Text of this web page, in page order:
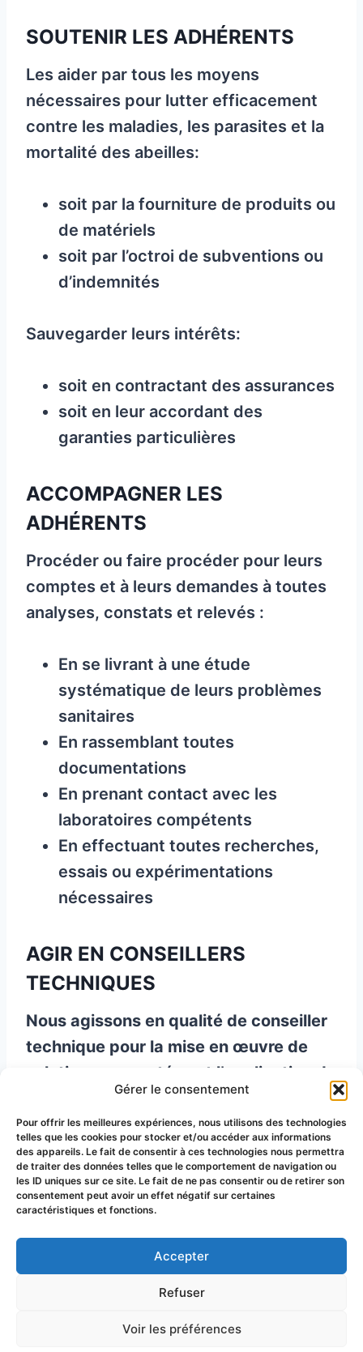
Gérer le consentement
Pour offrir les meilleures expériences, nous utilisons des technologies
telles que les cookies pour stocker et/ou accéder aux informations
des appareils. Le fait de consentir à ces technologies nous permettra
de traiter des données telles que le comportement de navigation ou
les ID uniques sur ce site. Le fait de ne pas consentir ou de retirer son
consentement peut avoir un effet négatif sur certaines
caractéristiques et fonctions.
Accepter
Refuser
Voir les préférences
SOUTENIR LES ADHÉRENTS
Les aider par tous les moyens
nécessaires pour lutter efficacement
contre les maladies, les parasites et la
mortalité des abeilles:
soit par la fourniture de produits ou
de matériels
soit par l’octroi de subventions ou
d’indemnités
Sauvegarder leurs intérêts:
soit en contractant des assurances
soit en leur accordant des
garanties particulières
ACCOMPAGNER LES
ADHÉRENTS
Procéder ou faire procéder pour leurs
comptes et à leurs demandes à toutes
analyses, constats et relevés :
En se livrant à une étude
systématique de leurs problèmes
sanitaires
En rassemblant toutes
documentations
En prenant contact avec les
laboratoires compétents
En effectuant toutes recherches,
essais ou expérimentations
nécessaires
AGIR EN CONSEILLERS
TECHNIQUES
Nous agissons en qualité de conseiller
technique pour la mise en œuvre de
solutions concertées et l’application de
techniques à but sanitaire.
“Ensemble au service des Apiculteurs
pour les Abeilles”
© 2026 Groupement de Défense